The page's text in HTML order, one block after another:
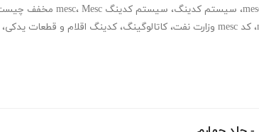
، سیستم کدینگ، سیستم کدینگ mesc ، Mesc مخفف چیست
، کد mesc وزارت نفت ، کاتالوگینگ، کدینگ اقلام و قطعات یدکی،